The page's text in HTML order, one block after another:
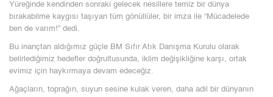
Yüreğinde kendinden sonraki gelecek nesillere temiz bir dünya
bırakabilme kaygısı taşıyan tüm gönüllüler, bir imza ile “Mücadelede
ben de varım!” dedi.
Bu inançtan aldığımız güçle BM Sıfır Atık Danışma Kurulu olarak
belirlediğimiz hedefler doğrultusunda, iklim değişikliğine karşı, ortak
evimiz için haykırmaya devam edeceğiz.
Ağaçların, toprağın, suyun sesine kulak veren, daha adil bir dünyanın